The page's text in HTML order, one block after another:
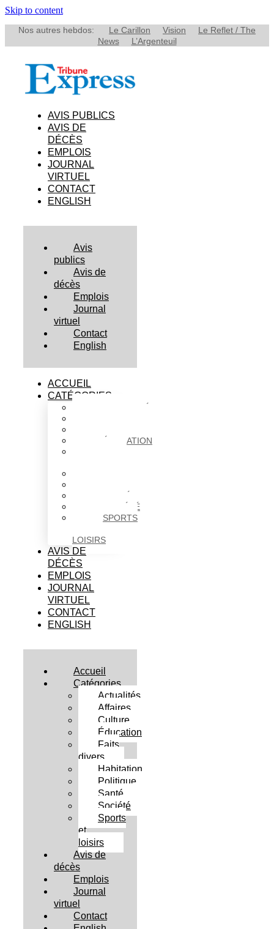
Skip to content
Nos autres hebdos: Le Carillon Vision
Le Reflet / The
News
L’Argenteuil
AVIS PUBLICS
AVIS DE
DÉCÈS
EMPLOIS
JOURNAL
VIRTUEL
CONTACT
ENGLISH
Avis
publics
Avis de
décès
Emplois
Journal
virtuel
Contact
English
ACCUEIL
CATÉGORIES
ÉDUCATION
SOCIÉTÉ
SPORTS
LOISIRS
AVIS DE
DÉCÈS
EMPLOIS
JOURNAL
VIRTUEL
CONTACT
ENGLISH
Accueil
Catégories
Actualités
Affaires
Culture
Éducation
Faits
divers
Habitation
Politique
Santé
Société
Sports
et
loisirs
Avis de
décès
Emplois
Journal
virtuel
Contact